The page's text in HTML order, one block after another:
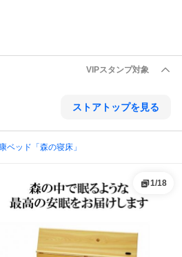
VIPスタンプ対象
ストアトップを見る
ベッド「森の寝床」
1/18